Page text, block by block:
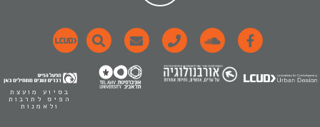
בסיוע מועצת
הפיס לתרבות
ולאמנות